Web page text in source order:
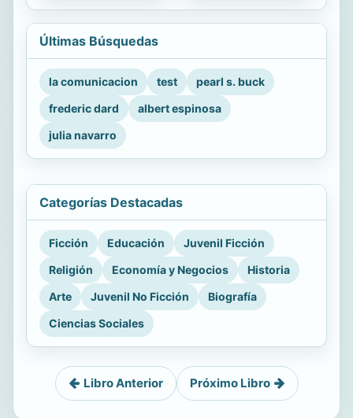
Últimas Búsquedas
la comunicacion test
pearl s. buck
frederic dard
albert espinosa
julia navarro
Categorías Destacadas
Ficción Educación
Juvenil Ficción
Religión
Economía y Negocios
Historia
Arte
Juvenil No Ficción
Biografía
Ciencias Sociales
Libro Anterior Próximo Libro